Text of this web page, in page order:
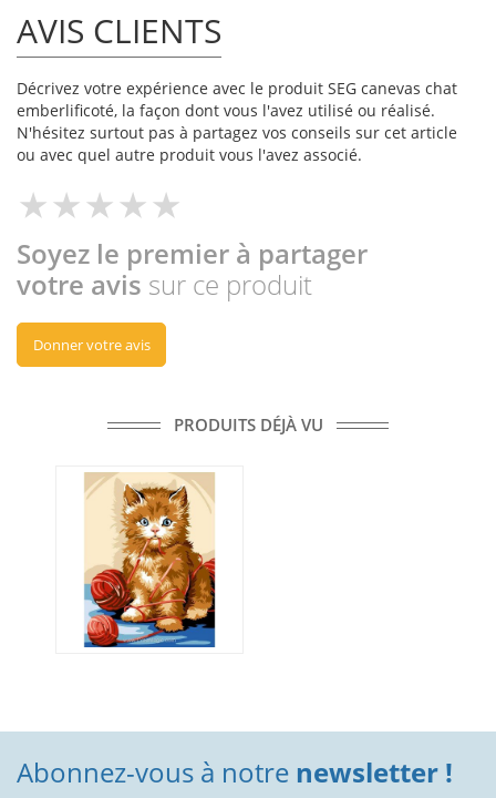
AVIS CLIENTS
Décrivez votre expérience avec le produit SEG canevas chat
emberlificoté, la façon dont vous l'avez utilisé ou réalisé.
N'hésitez surtout pas à partagez vos conseils sur cet article
ou avec quel autre produit vous l'avez associé.
Soyez le premier à partager
votre avis sur ce produit
Donner votre avis
PRODUITS DÉJÀ VU
Abonnez-vous à notre newsletter !